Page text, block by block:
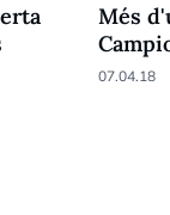
Més
07.04.18